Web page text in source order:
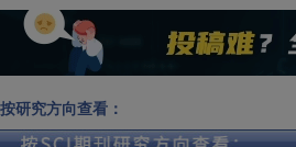
按研究方向查看：